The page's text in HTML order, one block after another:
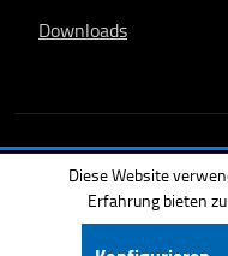
Downloads
Diese Website
Erfahrung bieten